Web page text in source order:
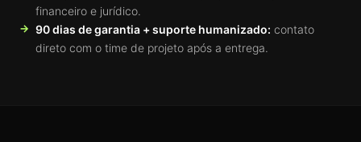
financeiro e jurídico.
90 dias de garantia + suporte humanizado: contato
direto com o time de projeto após a entrega.